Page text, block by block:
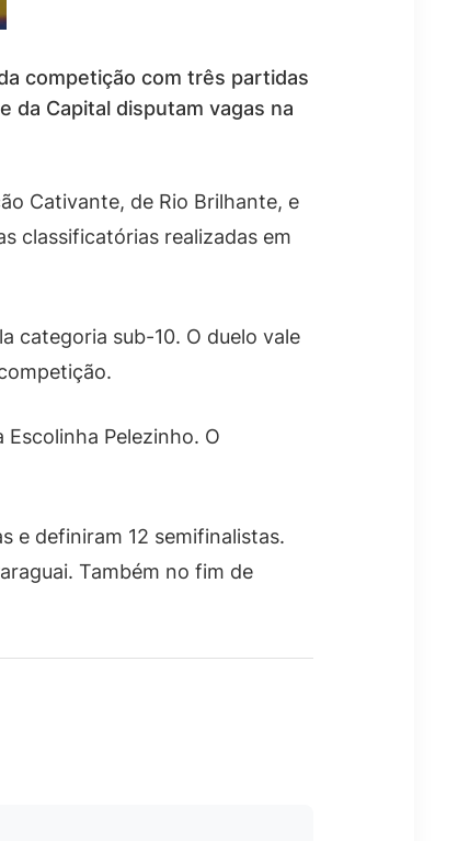
competição com três partidas
da Capital disputam vagas na
Cativante, de Rio Brilhante, e
classificatórias realizadas em
categoria sub-10. O duelo vale
Pelezinho. O
e definiram 12 semifinalistas.
Também no fim de